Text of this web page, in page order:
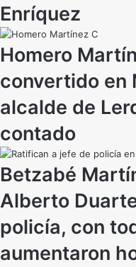
Enríquez
Homero
convertido en
alcalde de
contado
Betzabé
Alberto
policía, con
aumentaron